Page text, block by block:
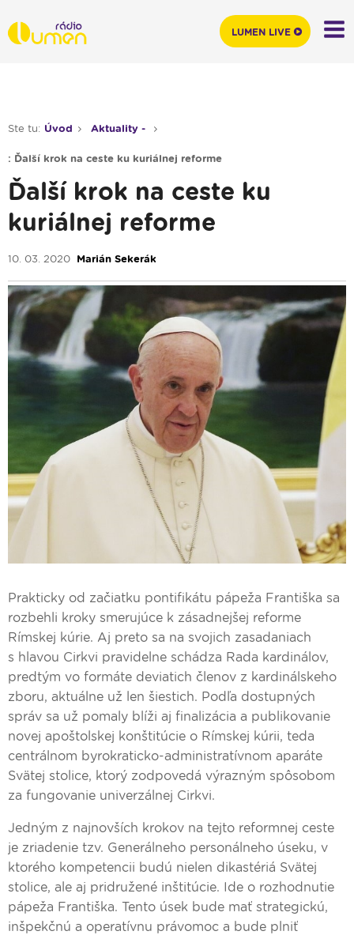
Ste tu: Úvod Aktuality -
: Ďalší krok na ceste ku kuriálnej reforme
Ďalší krok na ceste ku
kuriálnej reforme
10. 03. 2020 Marián Sekerák
Prakticky od začiatku pontifikátu pápeža Františka sa
rozbehli kroky smerujúce k zásadnejšej reforme
Rímskej kúrie. Aj preto sa na svojich zasadaniach
s hlavou Cirkvi pravidelne schádza Rada kardinálov,
predtým vo formáte deviatich členov z kardinálskeho
zboru, aktuálne už len šiestich. Podľa dostupných
správ sa už pomaly blíži aj finalizácia a publikovanie
novej apoštolskej konštitúcie o Rímskej kúrii, teda
centrálnom byrokraticko-administratívnom aparáte
Svätej stolice, ktorý zodpovedá výrazným spôsobom
za fungovanie univerzálnej Cirkvi.
Jedným z najnovších krokov na tejto reformnej ceste
je zriadenie tzv. Generálneho personálneho úseku, v
ktorého kompetencii budú nielen dikastériá Svätej
stolice, ale aj pridružené inštitúcie. Ide o rozhodnutie
pápeža Františka. Tento úsek bude mať strategickú,
inšpekčnú a operatívnu právomoc a bude plniť
LUMEN LIVE